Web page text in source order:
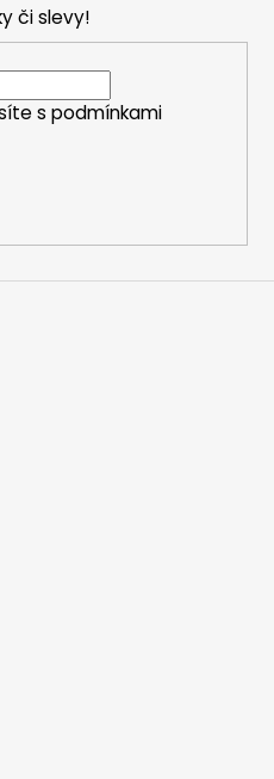
či slevy!
s podmínkami